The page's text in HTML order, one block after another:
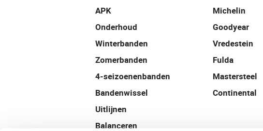
APK
Onderhoud
Winterbanden
Zomerbanden
4-seizoenenbanden
Bandenwissel
Uitlijnen
Balanceren
Michelin
Goodyear
Vredestein
Fulda
Mastersteel
Continental